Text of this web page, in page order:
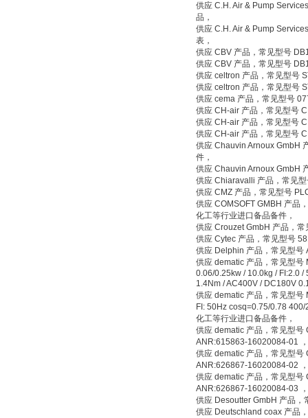
供应 C.H. Air & Pump
品，
供应 C.H. Air & Pump
表，
供应 CBV 产品，常见型号
供应 CBV 产品，常见型号
供应 celtron 产品，常见型号
供应 celtron 产品，常见型号
供应 cema 产品，常见型号
供应 CH-air 产品，常见型号
供应 CH-air 产品，常见型号
供应 CH-air 产品，常见型号
供应 Chauvin Arnoux GmbH
件，
供应 Chauvin Arnoux GmbH
供应 Chiaravalli 产品，常见
供应 CMZ 产品，常见型号
供应 COMSOFT GMBH 产品
化工等行业进口备品备件，
供应 Crouzet GmbH 产品，
供应 Cytec 产品，常见型号
供应 Delphin 产品，常见型号
供应 dematic 产品，常见型号
0.06/0.25kw / 10.0kg / FI:2.0
1.4Nm / AC400V / DC180V
供应 dematic 产品，常见型号
FI: 50Hz cosq=0.75/0.78
化工等行业进口备品备件，
供应 dematic 产品，常见型号
ANR:615863-16020084-01
供应 dematic 产品，常见型
ANR:626867-16020084-02
供应 dematic 产品，常见型号
ANR:626867-16020084-03
供应 Desoutter GmbH 产品，
供应 Deutschland coax 产品